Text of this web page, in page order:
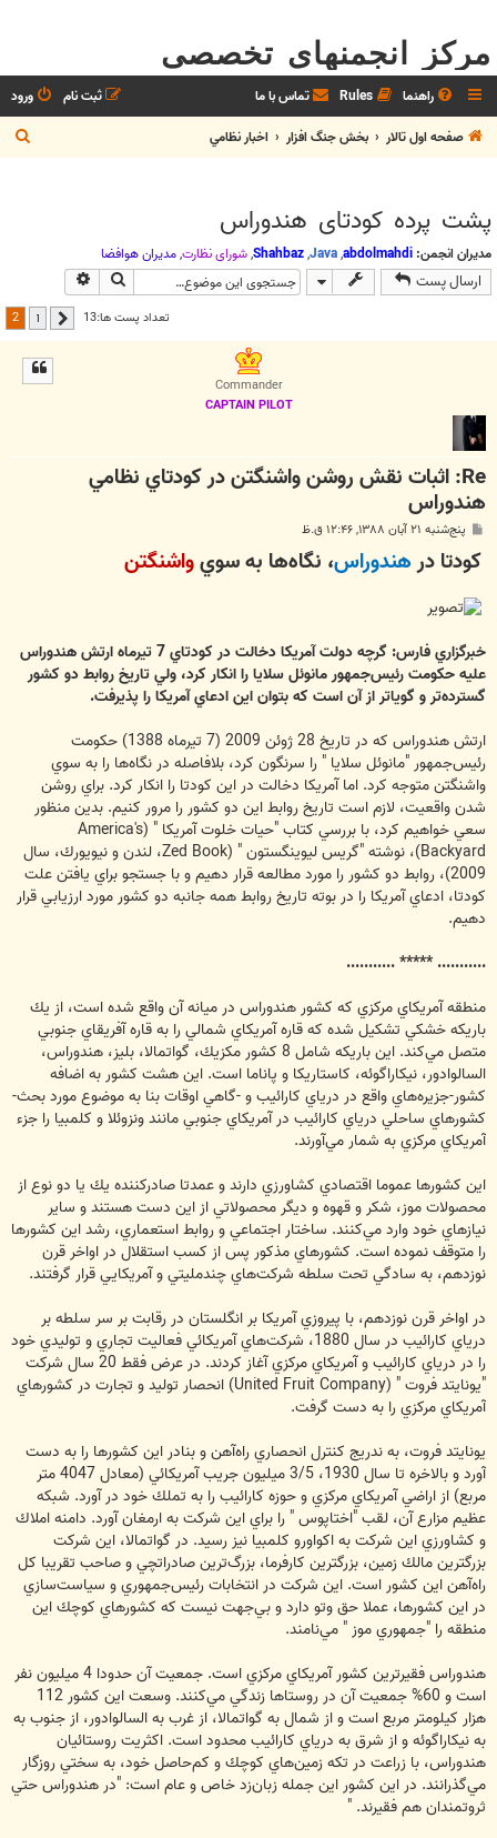
مرکز انجمنهای تخصصی
راهنما Rules تماس با ما ورود
ثبت نام
صفحه اول تالار
بخش جنگ افزار اخبار نظامي
س
پشت پرده کودتای هندوراس
مدیران انجمن: abdolmahdi
,
Java
,
Shahbaz
,شوراي نظارت,مديران هوافضا
ارسال پست جستجو
تعداد پست ها:13 قبلی 1
2
Commander
CAPTAIN PILOT
Re: اثبات نقش روشن واشنگتن در كودتاي نظامي
هندوراس
س
ت
پنج‌شنبه ۲۱ آبان ۱۳۸۸, ۱۲:۴۶ ق.ظ
كودتا درهندوراس، نگاه‌ها به سويواشنگتن
خبرگزاري فارس: گرچه دولت‌ آمريكا دخالت در كودتاي 7 تيرماه ارتش هندوراس
عليه حكومت رئيس‌جمهور مانوئل سلايا را انكار كرد، ولي تاريخ روابط دو كشور
گسترده‌تر و گوياتر از آن است كه بتوان اين ادعاي آمريكا را پذيرفت.
ارتش هندوراس كه در تاريخ 28 ژوئن 2009 (7 تيرماه 1388) حكومت
رئيس‌جمهور "مانوئل سلايا " را سرنگون كرد، بلافاصله در نگاه‌ها را به سوي
واشنگتن متوجه كرد. اما آمريكا دخالت در اين كودتا را انكار كرد. براي روشن
شدن واقعيت، لازم است تاريخ روابط اين دو كشور را مرور كنيم. بدين منظور
سعي خواهيم كرد، با بررسي كتاب "حيات خلوت آمريكا " (America's
Backyard)، نوشته "گريس ليوينگستون " (Zed Book، لندن و نيويورك، سال
2009)، روابط دو كشور را مورد مطالعه قرار دهيم و با جستجو براي يافتن علت
كودتا، ادعاي آمريكا را در بوته تاريخ روابط همه جانبه دو كشور مورد ارزيابي قرار
دهيم.
........... ***** ...........
منطقه آمريكاي مركزي كه كشور هندوراس در ميانه آن واقع شده است، از يك
باريكه خشكي تشكيل شده كه قاره آمريكاي شمالي را به قاره آفريقاي جنوبي
متصل مي‌كند. اين باريكه شامل 8 كشور مكزيك، گواتمالا، بليز، هندوراس،
السالوادور، نيكاراگوئه، كاستاريكا و پاناما است. اين هشت كشور به اضافه
كشور-جزيره‌هاي واقع در درياي كارائيب و -گاهي اوقات بنا به موضوع مورد بحث-
كشورهاي ساحلي درياي كارائيب در آمريكاي جنوبي مانند ونزوئلا و كلمبيا را جزء
آمريكاي مركزي به شمار مي‌آورند.
اين كشورها عموما اقتصادي كشاورزي دارند و عمدتا صادر‌كننده يك يا دو نوع از
محصولات موز، شكر و قهوه و ديگر محصولاتي از اين دست هستند و ساير
نيازهاي خود وارد مي‌كنند. ساختار اجتماعي و روابط استعماري، رشد اين كشورها
را متوقف نموده است. كشورهاي مذكور پس از كسب استقلال در اواخر قرن
نوزدهم، به سادگي تحت سلطه شركت‌هاي چندمليتي و آمريكايي قرار گرفتند.
در اواخر قرن نوزدهم، با پيروزي آمريكا بر انگلستان در رقابت بر سر سلطه بر
درياي كارائيب در سال 1880، شركت‌هاي آمريكائي فعاليت تجاري و توليدي خود
را در درياي كارائيب و آمريكاي مركزي آغاز كردند. در عرض فقط 20 سال شركت
"يونايتد فروت " (United Fruit Company) انحصار توليد و تجارت در كشورهاي
آمريكاي مركزي را به دست گرفت.
يونايتد فروت، به ندريج كنترل انحصاري راه‌آهن و بنادر اين كشورها را به دست
آورد و بالاخره تا سال 1930، 3/5 ميليون جريب آمريكائي (معادل 4047 متر
مربع) از اراضي آمريكاي مركزي و حوزه كارائيب را به تملك خود در آورد. شبكه
عظيم مزارع آن، لقب "اختاپوس " را براي اين شركت به ارمغان آورد. دامنه املاك
و كشاورزي اين شركت به اكواورو كلمبيا نيز رسيد. در گواتمالا، اين شركت
بزرگترين مالك زمين، بزرگترين كارفرما، بزرگ‌ترين صادراتچي و صاحب تقريبا كل
راه‌آهن اين كشور است. اين شركت در انتخابات رئيس‌جمهوري و سياست‌سازي
در اين كشورها، عملا حق وتو دارد و بي‌‌جهت نيست كه كشورهاي كوچك اين
منطقه را "جمهوري موز " مي‌نامند.
هندوراس فقير‌ترين كشور آمريكاي مركزي است. جمعيت آن حدودا 4 ميليون نفر
است و 60% جمعيت آن در روستاها زندگي مي‌كنند. وسعت اين كشور 112
هزار كيلومتر مربع است و از شمال به گواتمالا، از غرب به السالوادور، از جنوب به
به نيكاراگوئه و از شرق به درياي كارائيب محدود است. اكثريت روستائيان
هندوراس، با زراعت در تكه زمين‌هاي كوچك و كم‌حاصل خود، به سختي روزگار
مي‌گذرانند. در اين كشور اين جمله زبان‌زد خاص و عام است: "در هندوراس حتي
ثروتمندان هم فقيرند. "